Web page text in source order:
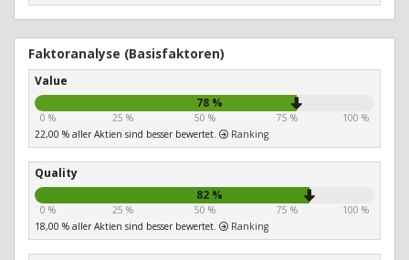
Faktoranalyse (Basisfaktoren)
Value
78 %
0 % 25 % 50 % 75 %
100 %
22,00 % aller Aktien sind besser bewertet.
Ranking
Quality
82 %
0 % 25 % 50 % 75 %
100 %
18,00 % aller Aktien sind besser bewertet.
Ranking